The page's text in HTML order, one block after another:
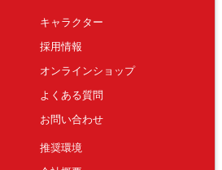
キャラクター
採用情報
オンラインショップ
よくある質問
お問い合わせ
推奨環境